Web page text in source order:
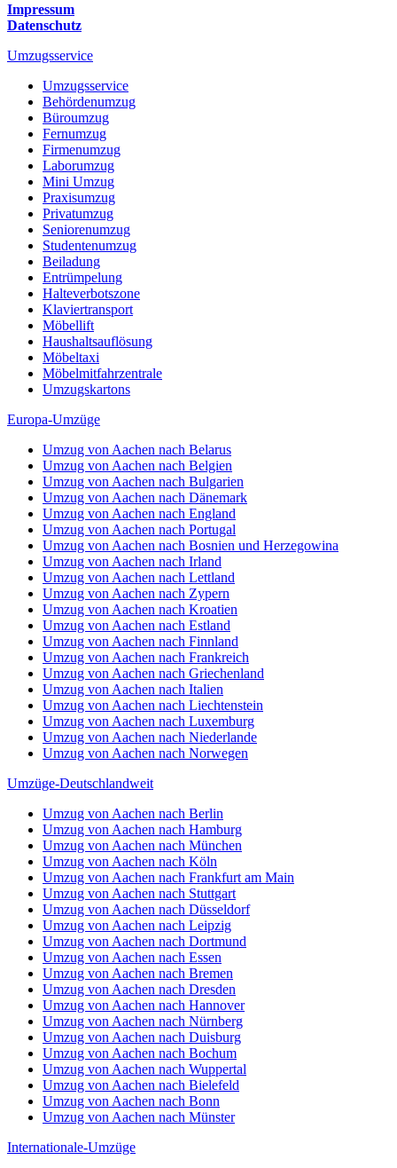
Impressum
Datenschutz
Umzugsservice
Umzugsservice
Behördenumzug
Büroumzug
Fernumzug
Firmenumzug
Laborumzug
Mini Umzug
Praxisumzug
Privatumzug
Seniorenumzug
Studentenumzug
Beiladung
Entrümpelung
Halteverbotszone
Klaviertransport
Möbellift
Haushaltsauflösung
Möbeltaxi
Möbelmitfahrzentrale
Umzugskartons
Europa-Umzüge
Umzug von Aachen nach Belarus
Umzug von Aachen nach Belgien
Umzug von Aachen nach Bulgarien
Umzug von Aachen nach Dänemark
Umzug von Aachen nach England
Umzug von Aachen nach Portugal
Umzug von Aachen nach Bosnien und Herzegowina
Umzug von Aachen nach Irland
Umzug von Aachen nach Lettland
Umzug von Aachen nach Zypern
Umzug von Aachen nach Kroatien
Umzug von Aachen nach Estland
Umzug von Aachen nach Finnland
Umzug von Aachen nach Frankreich
Umzug von Aachen nach Griechenland
Umzug von Aachen nach Italien
Umzug von Aachen nach Liechtenstein
Umzug von Aachen nach Luxemburg
Umzug von Aachen nach Niederlande
Umzug von Aachen nach Norwegen
Umzüge-Deutschlandweit
Umzug von Aachen nach Berlin
Umzug von Aachen nach Hamburg
Umzug von Aachen nach München
Umzug von Aachen nach Köln
Umzug von Aachen nach Frankfurt am Main
Umzug von Aachen nach Stuttgart
Umzug von Aachen nach Düsseldorf
Umzug von Aachen nach Leipzig
Umzug von Aachen nach Dortmund
Umzug von Aachen nach Essen
Umzug von Aachen nach Bremen
Umzug von Aachen nach Dresden
Umzug von Aachen nach Hannover
Umzug von Aachen nach Nürnberg
Umzug von Aachen nach Duisburg
Umzug von Aachen nach Bochum
Umzug von Aachen nach Wuppertal
Umzug von Aachen nach Bielefeld
Umzug von Aachen nach Bonn
Umzug von Aachen nach Münster
Internationale-Umzüge